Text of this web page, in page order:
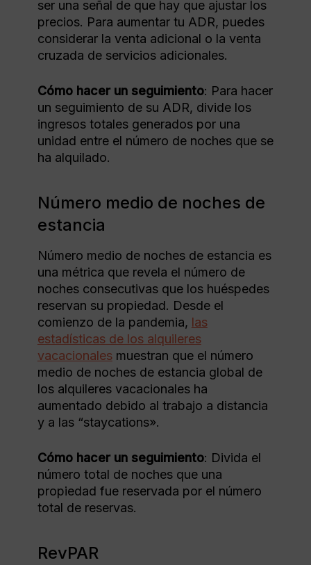
ser una señal de que hay que ajustar los
precios. Para aumentar tu ADR, puedes
considerar la venta adicional o la venta
cruzada de servicios adicionales.
Cómo hacer un seguimiento: Para hacer
un seguimiento de su ADR, divide los
ingresos totales generados por una
unidad entre el número de noches que se
ha alquilado.
Número medio de noches de
estancia
Número medio de noches de estancia es
una métrica que revela el número de
noches consecutivas que los huéspedes
reservan su propiedad. Desde el
comienzo de la pandemia, las
estadísticas de los alquileres
vacacionalesmuestran que el número
medio de noches de estancia global de
los alquileres vacacionales ha
aumentado debido al trabajo a distancia
y a las “staycations».
Cómo hacer un seguimiento: Divida el
número total de noches que una
propiedad fue reservada por el número
total de reservas.
RevPAR